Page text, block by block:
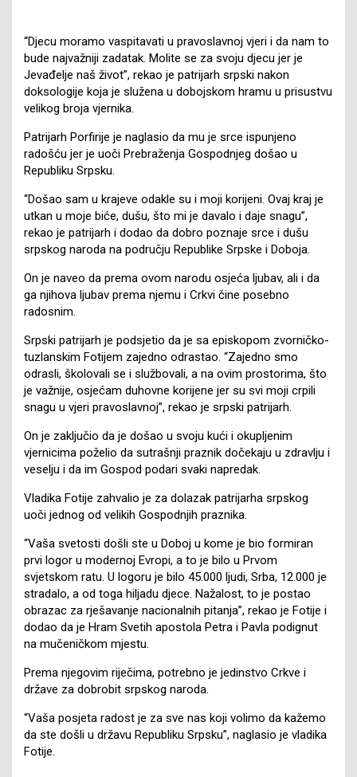
“Djecu moramo vaspitavati u pravoslavnoj vjeri i da nam to
bude najvažniji zadatak. Molite se za svoju djecu jer je
Jevađelje naš život”, rekao je patrijarh srpski nakon
doksologije koja je služena u dobojskom hramu u prisustvu
velikog broja vjernika.
Patrijarh Porfirije je naglasio da mu je srce ispunjeno
radošću jer je uoči Prebraženja Gospodnjeg došao u
Republiku Srpsku.
“Došao sam u krajeve odakle su i moji korijeni. Ovaj kraj je
utkan u moje biće, dušu, što mi je davalo i daje snagu”,
rekao je patrijarh i dodao da dobro poznaje srce i dušu
srpskog naroda na području Republike Srpske i Doboja.
On je naveo da prema ovom narodu osjeća ljubav, ali i da
ga njihova ljubav prema njemu i Crkvi čine posebno
radosnim.
Srpski patrijarh je podsjetio da je sa episkopom zvorničko-
tuzlanskim Fotijem zajedno odrastao. “Zajedno smo
odrasli, školovali se i službovali, a na ovim prostorima, što
je važnije, osjećam duhovne korijene jer su svi moji crpili
snagu u vjeri pravoslavnoj”, rekao je srpski patrijarh.
On je zaključio da je došao u svoju kući i okupljenim
vjernicima poželio da sutrašnji praznik dočekaju u zdravlju i
veselju i da im Gospod podari svaki napredak.
Vladika Fotije zahvalio je za dolazak patrijarha srpskog
uoči jednog od velikih Gospodnjih praznika.
“Vaša svetosti došli ste u Doboj u kome je bio formiran
prvi logor u modernoj Evropi, a to je bilo u Prvom
svjetskom ratu. U logoru je bilo 45.000 ljudi, Srba, 12.000 je
stradalo, a od toga hiljadu djece. Nažalost, to je postao
obrazac za rješavanje nacionalnih pitanja”, rekao je Fotije i
dodao da je Hram Svetih apostola Petra i Pavla podignut
na mučeničkom mjestu.
Prema njegovim riječima, potrebno je jedinstvo Crkve i
države za dobrobit srpskog naroda.
“Vaša posjeta radost je za sve nas koji volimo da kažemo
da ste došli u državu Republiku Srpsku”, naglasio je vladika
Fotije.